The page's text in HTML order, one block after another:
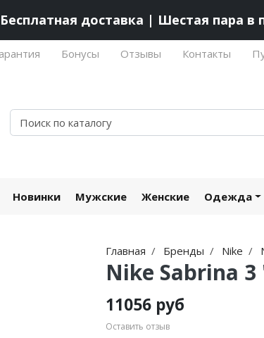
Бесплатная доставка | Шестая пара в
Бонусы Отзывы Контакты
Новинки Мужские Женские Одежда
Главная Бренды Nike
Nike Sabrina
11056 руб
Оставить отзыв